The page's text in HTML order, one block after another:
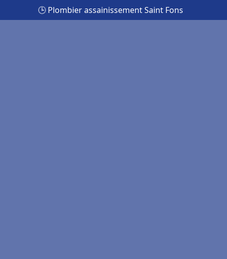
🕒 Plombier assainissement Saint Fons